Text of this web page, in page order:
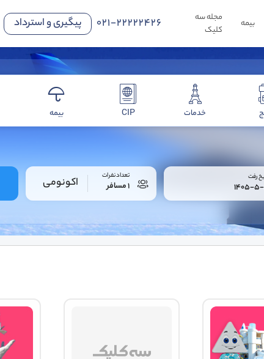
بیمه
مجله سه
کلیک
021-22222426 پیگیری و استرداد
خدمات CIP بیمه
رفت
1405-5-
تعداد نفرات
1 مسافر اکونومی